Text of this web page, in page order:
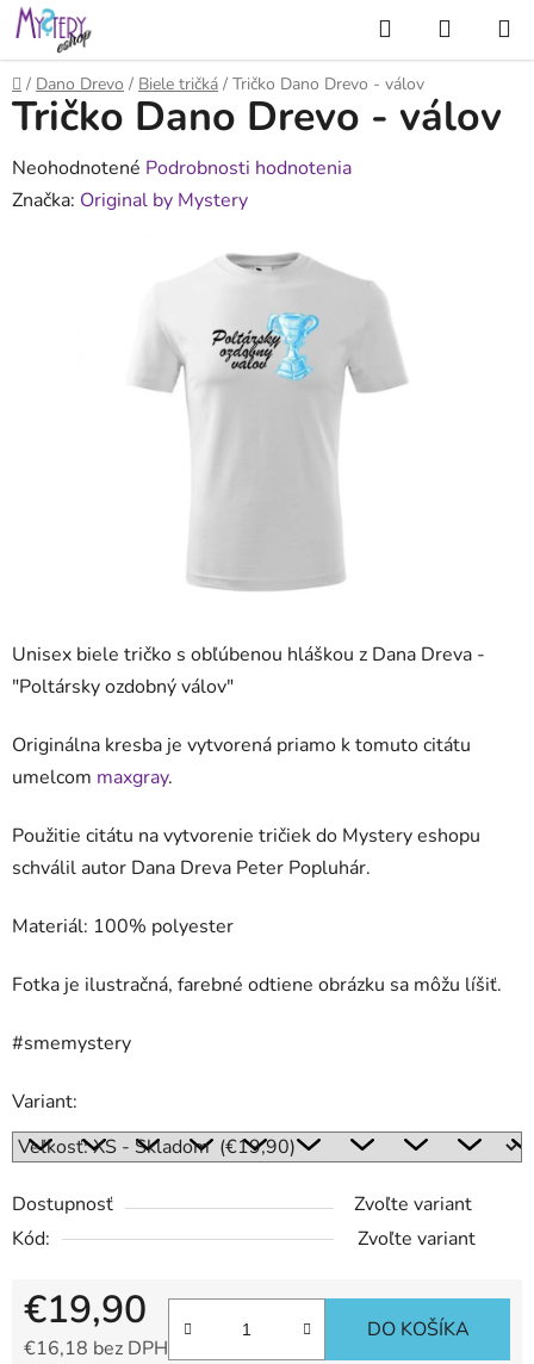
Prejsť
na
obsah
Hľadať
KOŠÍK
Domov
/ Dano Drevo / Biele tričká / Tričko Dano Drevo - válov
Unisex biele tričko s obľúbenou hláškou z Dana Dreva -
"Poltársky ozdobný válov"
Originálna kresba je vytvorená priamo k tomuto citátu
umelcom maxgray.
Použitie citátu na vytvorenie tričiek do Mystery eshopu
schválil autor Dana Dreva Peter Popluhár.
Materiál: 100% polyester
Fotka je ilustračná, farebné odtiene obrázku sa môžu líšiť.
#smemystery
Variant:
Dostupnosť
Zvoľte variant
Kód:
Zvoľte variant
€19,90
€16,18 bez DPH
DO KOŠÍKA
Tričko Dano Drevo - válov
Priemerné
hodnotenie
Neohodnotené Podrobnosti hodnotenia
Značka: Original by Mystery